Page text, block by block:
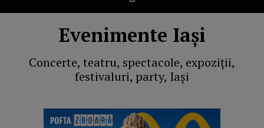
Evenimente Iași
Concerte, teatru, spectacole, expoziții,
festivaluri, party, Iași